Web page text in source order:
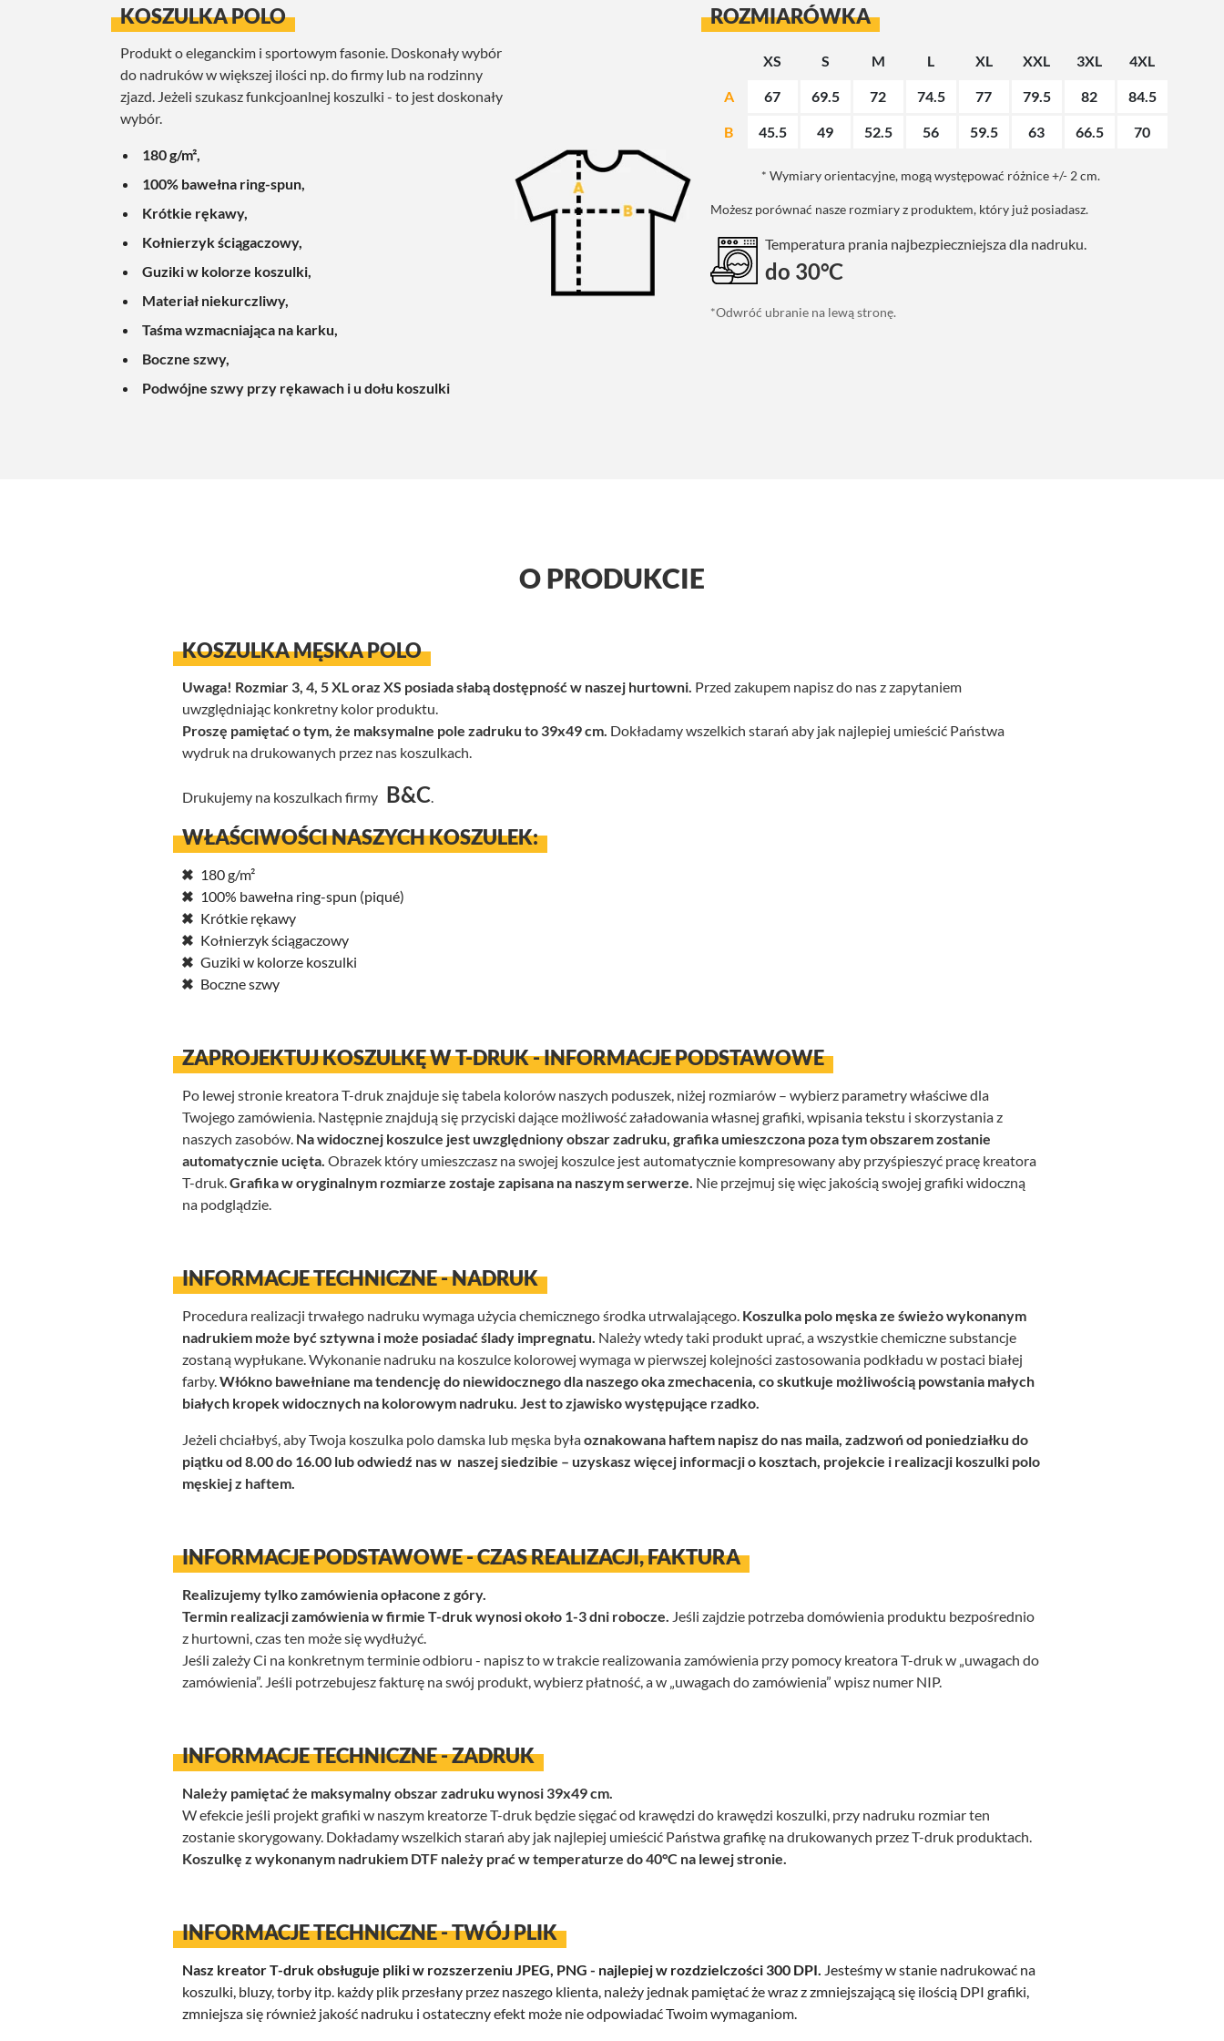
KOSZULKA POLO
Produkt o eleganckim i sportowym fasonie. Doskonały wybór
do nadruków w większej ilości np. do firmy lub na rodzinny
zjazd. Jeżeli szukasz funkcjoanlnej koszulki - to jest doskonały
wybór.
180 g/m²,
100% bawełna ring-spun,
Krótkie rękawy,
Kołnierzyk ściągaczowy,
Guziki w kolorze koszulki,
Materiał niekurczliwy,
Taśma wzmacniająca na karku,
Boczne szwy,
Podwójne szwy przy rękawach i u dołu koszulki
ROZMIARÓWKA
XS S M L XL XXL 3XL 4XL
A 67 69.5 72 74.5 77 79.5 82 84.5
B 45.5 49 52.5 56 59.5 63 66.5 70
* Wymiary orientacyjne, mogą występować różnice +/- 2 cm.
Możesz porównać nasze rozmiary z produktem, który już posiadasz.
Temperatura prania najbezpieczniejsza dla nadruku.
do 30°C
*Odwróć ubranie na lewą stronę.
O PRODUKCIE
KOSZULKA MĘSKA POLO
Uwaga! Rozmiar 3, 4, 5 XL oraz XS posiada słabą dostępność w naszej hurtowni. Przed zakupem napisz do nas z zapytaniem
uwzględniając konkretny kolor produktu.
Proszę pamiętać o tym, że maksymalne pole zadruku to 39x49 cm. Dokładamy wszelkich starań aby jak najlepiej umieścić Państwa
wydruk na drukowanych przez nas koszulkach.
Drukujemy na koszulkach firmy B&C.
WŁAŚCIWOŚCI NASZYCH KOSZULEK:
180 g/m²
100% bawełna ring-spun (piqué)
Krótkie rękawy
Kołnierzyk ściągaczowy
Guziki w kolorze koszulki
Boczne szwy
ZAPROJEKTUJ KOSZULKĘ W T-DRUK - INFORMACJE PODSTAWOWE
Po lewej stronie kreatora T-druk znajduje się tabela kolorów naszych poduszek, niżej rozmiarów – wybierz parametry właściwe dla
Twojego zamówienia. Następnie znajdują się przyciski dające możliwość załadowania własnej grafiki, wpisania tekstu i skorzystania z
naszych zasobów. Na widocznej koszulce jest uwzględniony obszar zadruku, grafika umieszczona poza tym obszarem zostanie
automatycznie ucięta. Obrazek który umieszczasz na swojej koszulce jest automatycznie kompresowany aby przyśpieszyć pracę kreatora
T-druk.Grafika w oryginalnym rozmiarze zostaje zapisana na naszym serwerze. Nie przejmuj się więc jakością swojej grafiki widoczną
na podglądzie.
INFORMACJE TECHNICZNE - NADRUK
Procedura realizacji trwałego nadruku wymaga użycia chemicznego środka utrwalającego.Koszulka polo męska ze świeżo wykonanym
nadrukiem może być sztywna i może posiadać ślady impregnatu. Należy wtedy taki produkt uprać, a wszystkie chemiczne substancje
zostaną wypłukane. Wykonanie nadruku na koszulce kolorowej wymaga w pierwszej kolejności zastosowania podkładu w postaci białej
farby.Włókno bawełniane ma tendencję do niewidocznego dla naszego oka zmechacenia, co skutkuje możliwością powstania małych
białych kropek widocznych na kolorowym nadruku. Jest to zjawisko występujące rzadko.
Jeżeli chciałbyś, aby Twoja koszulka polo damska lub męska byłaoznakowana haftem napisz do nas maila, zadzwoń od poniedziałku do
piątku od 8.00 do 16.00 lub odwiedź nas w naszej siedzibie – uzyskasz więcej informacji o kosztach, projekcie i realizacji koszulki polo
męskiej z haftem.
INFORMACJE PODSTAWOWE - CZAS REALIZACJI, FAKTURA
Realizujemy tylko zamówienia opłacone z góry.
Termin realizacji zamówienia w firmie T-druk wynosi około 1-3 dni robocze. Jeśli zajdzie potrzeba domówienia produktu bezpośrednio
z hurtowni, czas ten może się wydłużyć.
Jeśli zależy Ci na konkretnym terminie odbioru - napisz to w trakcie realizowania zamówienia przy pomocy kreatora T-druk w „uwagach do
zamówienia”. Jeśli potrzebujesz fakturę na swój produkt, wybierz płatność, a w „uwagach do zamówienia” wpisz numer NIP.
INFORMACJE TECHNICZNE - ZADRUK
Należy pamiętać że maksymalny obszar zadruku wynosi 39x49 cm.
W efekcie jeśli projekt grafiki w naszym kreatorze T-druk będzie sięgać od krawędzi do krawędzi koszulki, przy nadruku rozmiar ten
zostanie skorygowany. Dokładamy wszelkich starań aby jak najlepiej umieścić Państwa grafikę na drukowanych przez T-druk produktach.
Koszulkę z wykonanym nadrukiem DTF należy prać w temperaturze do 40°C na lewej stronie.
INFORMACJE TECHNICZNE - TWÓJ PLIK
Nasz kreator T-druk obsługuje pliki w rozszerzeniu JPEG, PNG - najlepiej w rozdzielczości 300 DPI. Jesteśmy w stanie nadrukować na
koszulki, bluzy, torby itp. każdy plik przesłany przez naszego klienta, należy jednak pamiętać że wraz z zmniejszającą się ilością DPI grafiki,
zmniejsza się również jakość nadruku i ostateczny efekt może nie odpowiadać Twoim wymaganiom.